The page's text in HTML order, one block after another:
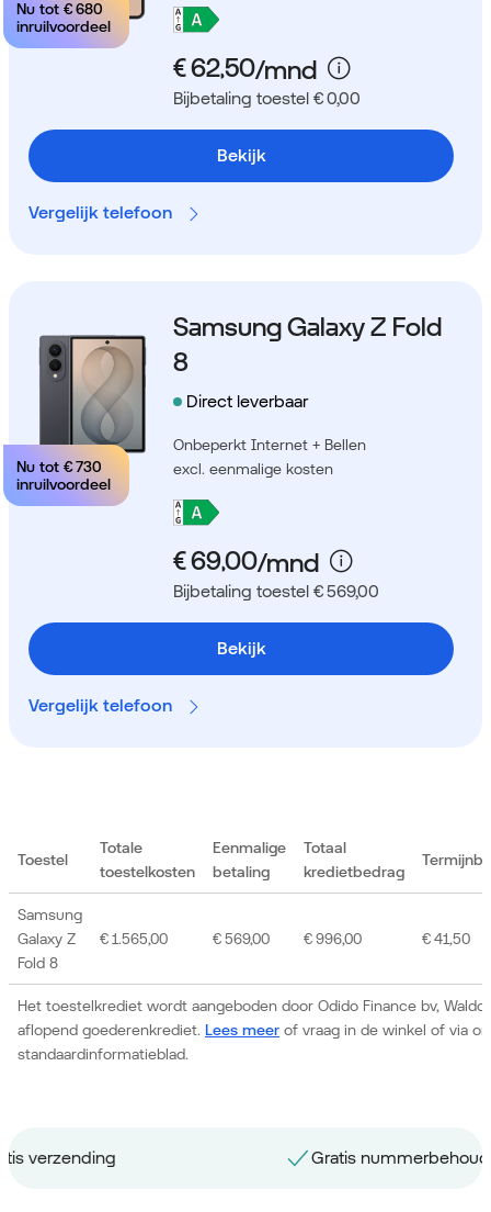
Nu tot € 680
inruilvoordeel
Bijbetaling toestel € 0,00
Bekijk
Vergelijk telefoon
Nu tot € 730
inruilvoordeel
Samsung Galaxy Z Fold
8
Direct leverbaar
Onbeperkt Internet + Bellen
excl. eenmalige kosten
Bijbetaling toestel € 569,00
Bekijk
Vergelijk telefoon
Toestel
Totale
toestelkosten
Eenmalige
betaling
Totaal
kredietbedrag
Het toestelkrediet wordt aangeboden door Odido Finance bv,
aflopend goederenkrediet. Lees meer of vraag in de winkel of via
standaardinformatieblad.
Samsung
Galaxy Z
Fold 8
€ 1.565,00 € 569,00 € 996,00 € 41,50
Gratis nummerbehoud